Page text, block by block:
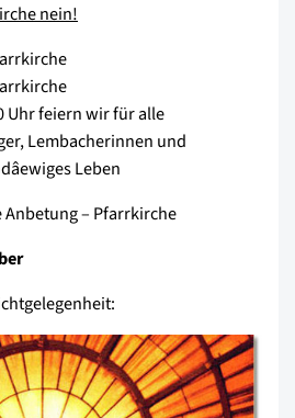
nein!
Uhr feiern wir für alle
Lembacherinnen und
Leben
Anbetung – Pfarrkirche